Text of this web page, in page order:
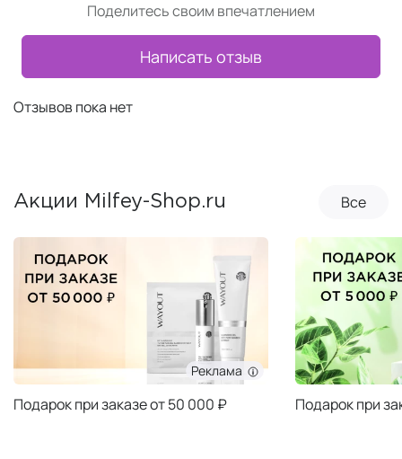
Поделитесь своим впечатлением
Написать отзыв
Отзывов пока нет
Акции Milfey-Shop.ru Все
Реклама
Подарок при заказе от 50 000 ₽ Подарок при